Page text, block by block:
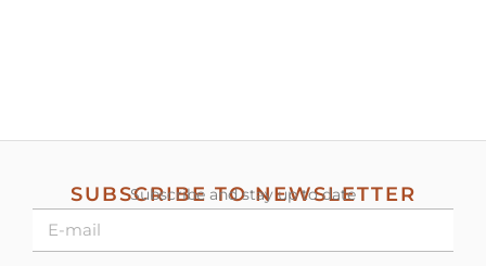
SUBSCRIBE TO NEWSLETTER
Subscribe and stay up to date